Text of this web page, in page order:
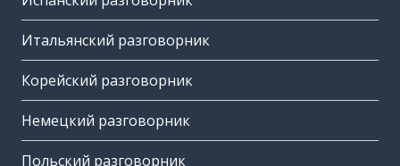
Итальянский разговорник
Корейский разговорник
Немецкий разговорник
Польский разговорник